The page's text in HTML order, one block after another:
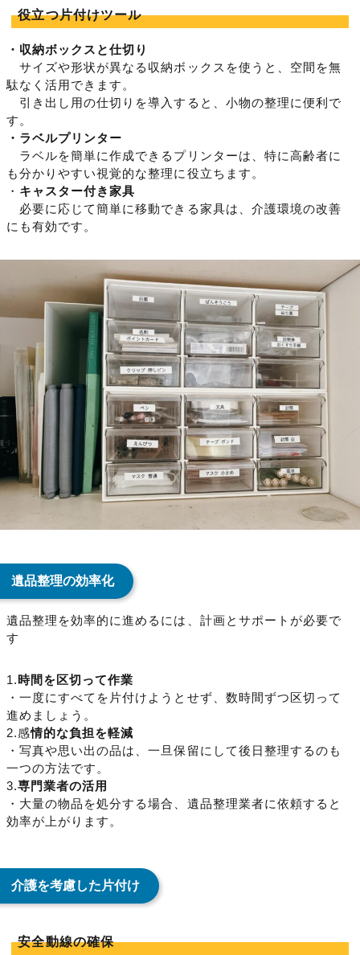
役立つ片付けツール
・収納ボックスと仕切り
サイズや形状が異なる収納ボックスを使うと、空間を無
駄なく活用できます。
引き出し用の仕切りを導入すると、小物の整理に便利で
す。
・ラベルプリンター
ラベルを簡単に作成できるプリンターは、特に高齢者に
も分かりやすい視覚的な整理に役立ちます。
・ キャスター付き家具
必要に応じて簡単に移動できる家具は、介護環境の改善
にも有効です。
遺品整理の効率化
遺品整理を効率的に進めるには、計画とサポートが必要で
す
1.時間を区切って作業
・一度にすべてを片付けようとせず、数時間ずつ区切って
進めましょう。
2.感情的な負担を軽減
・写真や思い出の品は、一旦保留にして後日整理するのも
一つの方法です。
3.専門業者の活用
・大量の物品を処分する場合、遺品整理業者に依頼すると
効率が上がります。
介護を考慮した片付け
安全動線の確保